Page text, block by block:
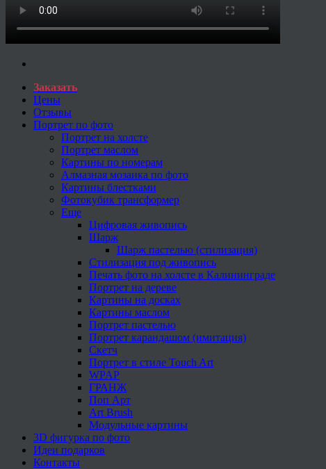
Заказать
Цены
Отзывы
Портрет по фото
Портрет на холсте
Портрет маслом
Картины по номерам
Алмазная мозаика по фото
Картины блестками
Фотокубик трансформер
Еще
Цифровая живопись
Шарж
Шарж пастелью (стилизация)
Стилизация под живопись
Печать фото на холсте в Калининграде
Портрет на дереве
Картины на досках
Картины маслом
Портрет пастелью
Портрет карандашом (имитация)
Скетч
Портрет в стиле Touch Art
WPAP
ГРАНЖ
Поп Арт
Art Brush
Модульные картины
3D фигурка по фото
Идеи подарков
Контакты